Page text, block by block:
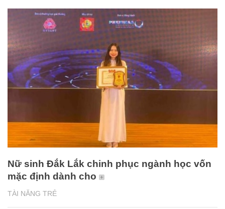
TÀI NĂNG TRẺ
Nữ sinh Đắk Lắk chinh phục ngành học vốn
mặc định dành cho